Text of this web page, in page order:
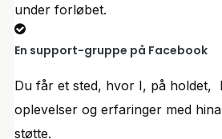
under forløbet.
En support-gruppe på Facebook
Du får et sted, hvor I, på holdet,
oplevelser og erfaringer med
støtte.